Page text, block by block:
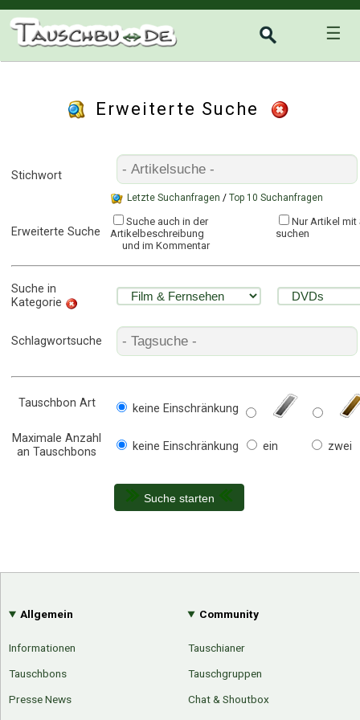
☰
Erweiterte Suche
Stichwort
Letzte Suchanfragen / Top 10 Suchanfragen
Erweiterte Suche
Suche auch in der
Artikelbeschreibung
und im Kommentar
Nur Artikel
suchen
Suche in
Kategorie
Schlagwortsuche
Tauschbon Art keine Einschränkung
Maximale Anzahl
an Tauschbons
keine Einschränkung ein zwei
Suche starten
Allgemein
Informationen
Tauschbons
Presse News
Community
Tauschianer
Tauschgruppen
Chat & Shoutbox